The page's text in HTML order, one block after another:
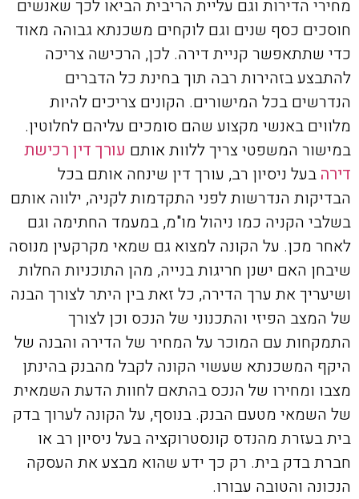
מחירי הדירות וגם עליית הריבית הביאו לכך שאנשים
חוסכים כסף שנים וגם לוקחים משכנתא גבוהה מאוד
כדי שתתאפשר קניית דירה. לכן, הרכישה צריכה
להתבצע בזהירות רבה תוך בחינת כל הדברים
הנדרשים בכל המישורים. הקונים צריכים להיות
מלווים באנשי מקצוע שהם סומכים עליהם לחלוטין.
במישור המשפטי צריך ללוות אותם עורך דין רכישת
דירה בעל ניסיון רב, עורך דין שינחה אותם בכל
הבדיקות הנדרשות לפני התקדמות לקניה, ילווה אותם
בשלבי הקניה כמו ניהול מו"מ, במעמד החתימה וגם
לאחר מכן. על הקונה למצוא גם שמאי מקרקעין מנוסה
שיבחן האם ישנן חריגות בנייה, מהן התוכניות החלות
ושיעריך את ערך הדירה, כל זאת בין היתר לצורך הבנה
של המצב הפיזי והתכנוני של הנכס וכן לצורך
התמקחות עם המוכר על המחיר של הדירה והבנה של
היקף המשכנתא שעשוי הקונה לקבל מהבנק בהינתן
מצבו ומחירו של הנכס בהתאם לחוות הדעת השמאית
של השמאי מטעם הבנק. בנוסף, על הקונה לערוך בדק
בית בעזרת מהנדס קונסטרוקציה בעל ניסיון רב או
חברת בדק בית. רק כך ידע שהוא מבצע את העסקה
הנכונה והטובה עבורו.